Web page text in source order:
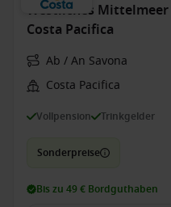
Westliches
Costa Pacifica
Ab / An Savona
Costa Pacifica
Vollpension Trinkgelder
Sonderpreise
Bis zu 49 € Bordguthaben